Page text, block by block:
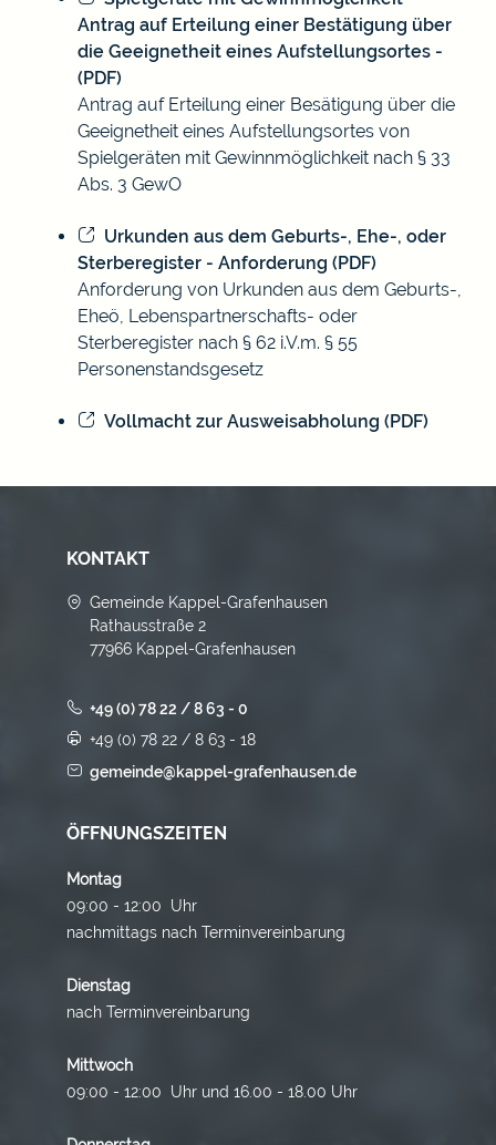
Antrag auf Erteilung einer Bestätigung über
die Geeignetheit eines Aufstellungsortes -
(PDF)
Antrag auf Erteilung einer Besätigung über die
Geeignetheit eines Aufstellungsortes von
Spielgeräten mit Gewinnmöglichkeit nach § 33
Abs. 3 GewO
Urkunden aus dem Geburts-, Ehe-, oder
Sterberegister - Anforderung (PDF)
Anforderung von Urkunden aus dem Geburts-,
Eheö, Lebenspartnerschafts- oder
Sterberegister nach § 62 i.V.m. § 55
Personenstandsgesetz
Vollmacht zur Ausweisabholung (PDF)
KONTAKT
Gemeinde Kappel-Grafenhausen
Rathausstraße 2
77966 Kappel-Grafenhausen
+49 (0) 78 22 / 8 63 - 0
+49 (0) 78 22 / 8 63 - 18
gemeinde@kappel-grafenhausen.de
ÖFFNUNGSZEITEN
Montag
09:00 - 12:00 Uhr
nachmittags nach Terminvereinbarung
Dienstag
nach Terminvereinbarung
Mittwoch
09:00 - 12:00 Uhr und 16.00 - 18.00 Uhr